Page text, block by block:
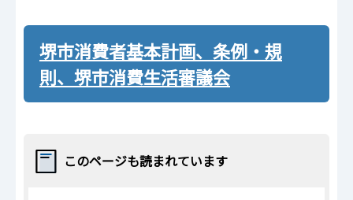
堺市消費者基本計画、条例・規
則、堺市消費生活審議会
このページも読まれています